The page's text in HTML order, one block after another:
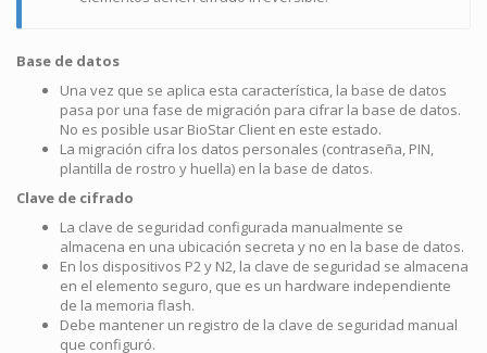
Base de datos
Una vez que se aplica esta característica, la base de datos
pasa por una fase de migración para cifrar la base de datos.
No es posible usar BioStar Client en este estado.
La migración cifra los datos personales (contraseña, PIN,
plantilla de rostro y huella) en la base de datos.
Clave de cifrado
La clave de seguridad configurada manualmente se
almacena en una ubicación secreta y no en la base de datos.
En los dispositivos P2 y N2, la clave de seguridad se almacena
en el elemento seguro, que es un hardware independiente
de la memoria flash.
Debe mantener un registro de la clave de seguridad manual
que configuró.